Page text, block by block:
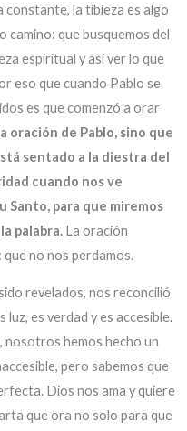
la tibieza es algo
camino: que busquemos del
espiritual y así ver lo que
eso que cuando Pablo se
es que comenzó a orar
oración de Pablo, sino que
sentado a la diestra del
cuando nos ve
Santo, para que miremos
palabra. La oración
no nos perdamos.
revelados, nos reconcilió
luz, es verdad y es accesible.
nosotros hemos hecho un
pero sabemos que
Dios nos ama y quiere
que ora no solo para que